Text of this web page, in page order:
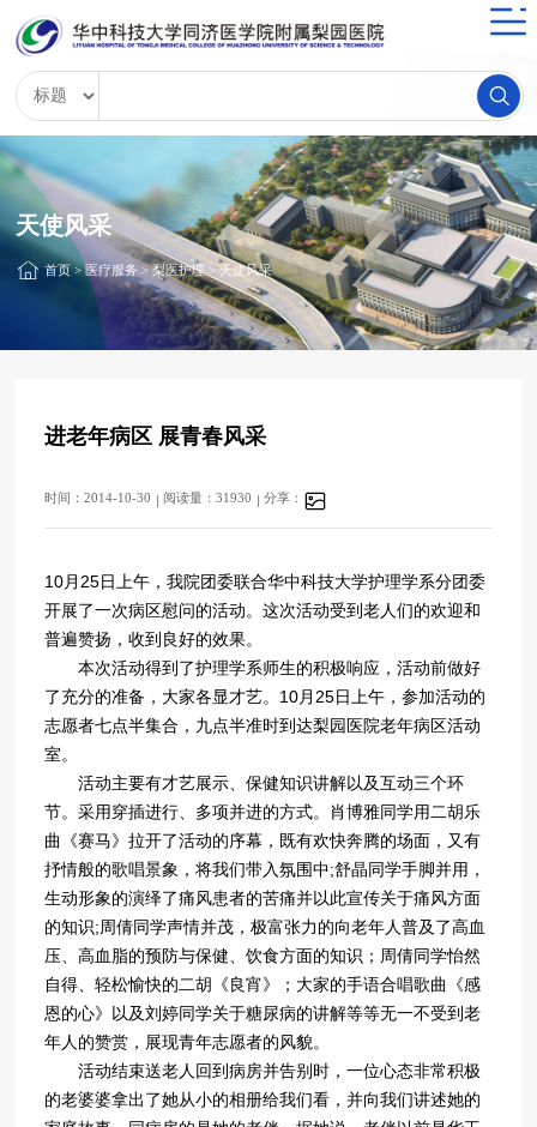
天使风采
首页>医疗服务>梨医护理 > 天使风采
进老年病区 展青春风采
时间：2014-10-30 阅读量：31930 分享：
10月25日上午，我院团委联合华中科技大学护理学系分团委
开展了一次病区慰问的活动。这次活动受到老人们的欢迎和
普遍赞扬，收到良好的效果。
本次活动得到了护理学系师生的积极响应，活动前做好
了充分的准备，大家各显才艺。10月25日上午，参加活动的
志愿者七点半集合，九点半准时到达梨园医院老年病区活动
室。
活动主要有才艺展示、保健知识讲解以及互动三个环
节。采用穿插进行、多项并进的方式。肖博雅同学用二胡乐
曲《赛马》拉开了活动的序幕，既有欢快奔腾的场面，又有
抒情般的歌唱景象，将我们带入氛围中;舒晶同学手脚并用，
生动形象的演绎了痛风患者的苦痛并以此宣传关于痛风方面
的知识;周倩同学声情并茂，极富张力的向老年人普及了高血
压、高血脂的预防与保健、饮食方面的知识；周倩同学怡然
自得、轻松愉快的二胡《良宵》；大家的手语合唱歌曲《感
恩的心》以及刘婷同学关于糖尿病的讲解等等无一不受到老
年人的赞赏，展现青年志愿者的风貌。
活动结束送老人回到病房并告别时，一位心态非常积极
的老婆婆拿出了她从小的相册给我们看，并向我们讲述她的